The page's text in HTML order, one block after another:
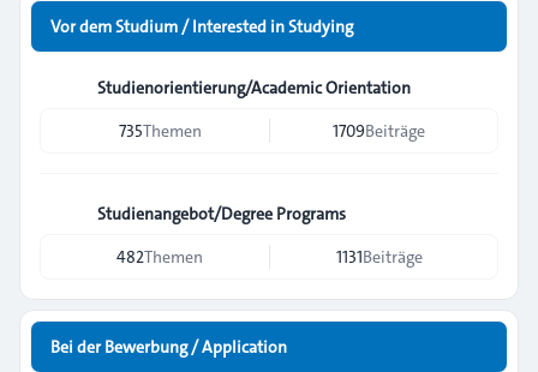
Vor dem Studium / Interested in Studying
Studienorientierung/Academic Orientation
735Themen 1709Beiträge
Studienangebot/Degree Programs
482Themen 1131Beiträge
Bei der Bewerbung / Application